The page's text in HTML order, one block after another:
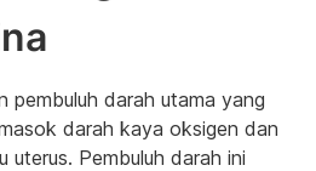
pembuluh darah utama yang
darah kaya oksigen dan
uterus. Pembuluh darah ini